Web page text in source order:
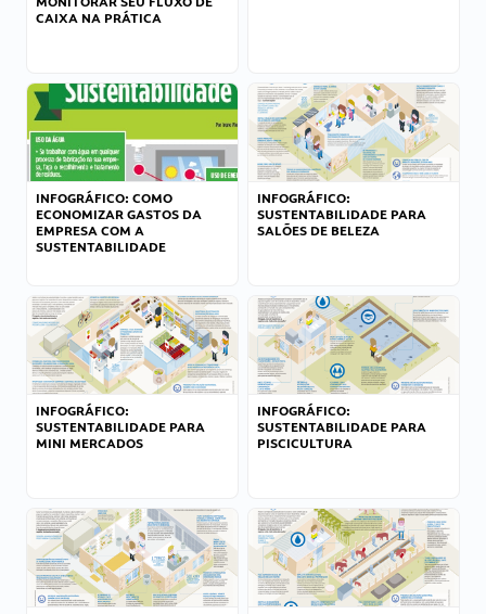
CAIXA NA PRÁTICA
INFOGRÁFICO: COMO
ECONOMIZAR GASTOS DA
EMPRESA COM A
SUSTENTABILIDADE
INFOGRÁFICO:
SUSTENTABILIDADE PARA
SALÕES DE BELEZA
INFOGRÁFICO:
SUSTENTABILIDADE PARA
MINI MERCADOS
INFOGRÁFICO:
SUSTENTABILIDADE PARA
PISCICULTURA